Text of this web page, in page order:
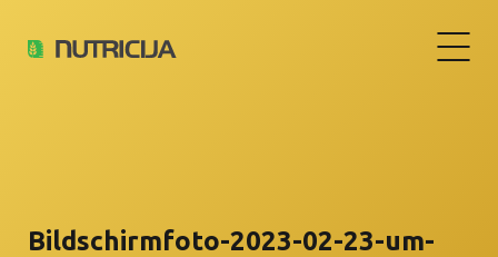
Bildschirm­foto-2023-02-23-um-